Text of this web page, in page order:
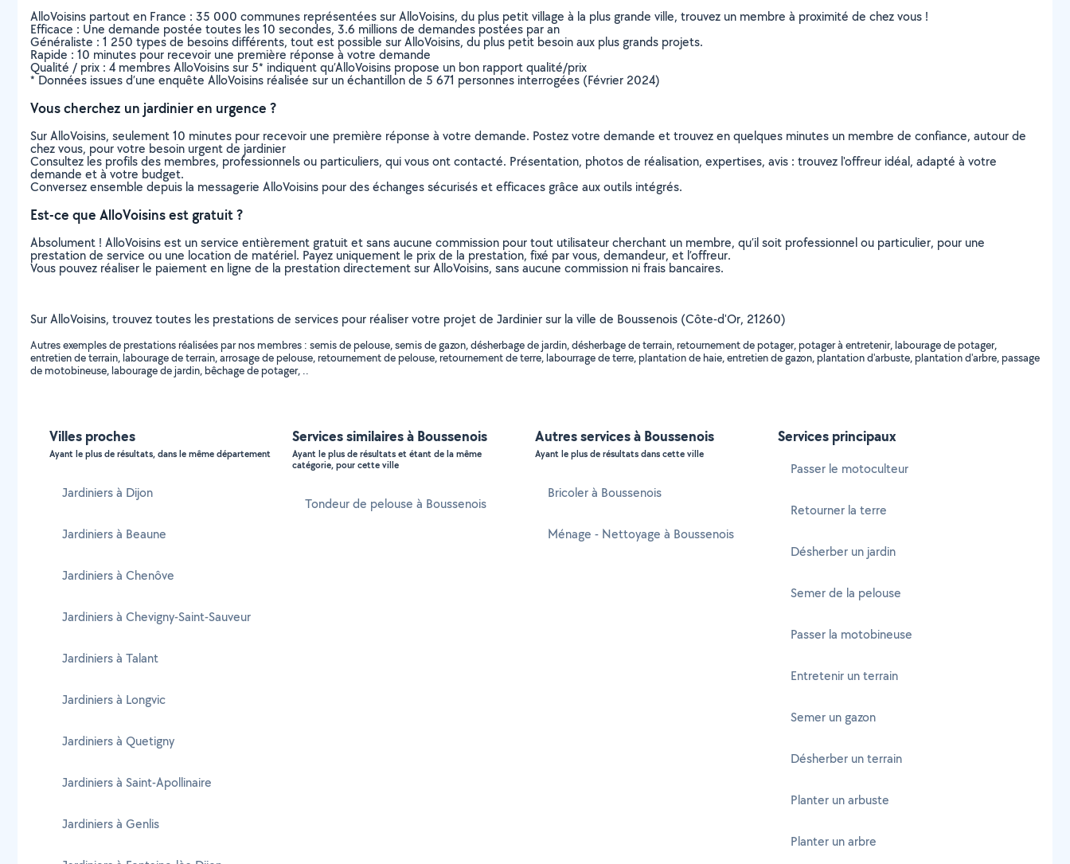
AlloVoisins partout en France : 35 000 communes représentées sur AlloVoisins, du plus petit village à la plus grande ville, trouvez un membre à proximité de chez vous !
Efficace : Une demande postée toutes les 10 secondes, 3.6 millions de demandes postées par an
Généraliste : 1 250 types de besoins différents, tout est possible sur AlloVoisins, du plus petit besoin aux plus grands projets.
Rapide : 10 minutes pour recevoir une première réponse à votre demande
Qualité / prix : 4 membres AlloVoisins sur 5* indiquent qu’AlloVoisins propose un bon rapport qualité/prix
* Données issues d’une enquête AlloVoisins réalisée sur un échantillon de 5 671 personnes interrogées (Février 2024)
Vous cherchez un jardinier en urgence ?
Sur AlloVoisins, seulement 10 minutes pour recevoir une première réponse à votre demande. Postez votre demande et trouvez en quelques minutes un membre de confiance, autour de
chez vous, pour votre besoin urgent de jardinier
Consultez les profils des membres, professionnels ou particuliers, qui vous ont contacté. Présentation, photos de réalisation, expertises, avis : trouvez l'offreur idéal, adapté à votre
demande et à votre budget.
Conversez ensemble depuis la messagerie AlloVoisins pour des échanges sécurisés et efficaces grâce aux outils intégrés.
Est-ce que AlloVoisins est gratuit ?
Absolument ! AlloVoisins est un service entièrement gratuit et sans aucune commission pour tout utilisateur cherchant un membre, qu’il soit professionnel ou particulier, pour une
prestation de service ou une location de matériel. Payez uniquement le prix de la prestation, fixé par vous, demandeur, et l’offreur.
Vous pouvez réaliser le paiement en ligne de la prestation directement sur AlloVoisins, sans aucune commission ni frais bancaires.
Sur AlloVoisins, trouvez toutes les prestations de services pour réaliser votre projet de Jardinier sur la ville de Boussenois (Côte-d'Or, 21260)
Autres exemples de prestations réalisées par nos membres : semis de pelouse, semis de gazon, désherbage de jardin, désherbage de terrain, retournement de potager, potager à entretenir, labourage de potager,
entretien de terrain, labourage de terrain, arrosage de pelouse, retournement de pelouse, retournement de terre, labourrage de terre, plantation de haie, entretien de gazon, plantation d'arbuste, plantation d'arbre, passage
de motobineuse, labourage de jardin, bêchage de potager, ..
Villes proches
Ayant le plus de résultats, dans le même département
Jardiniers à Dijon
Jardiniers à Beaune
Jardiniers à Chenôve
Jardiniers à Chevigny-Saint-Sauveur
Jardiniers à Talant
Jardiniers à Longvic
Jardiniers à Quetigny
Jardiniers à Saint-Apollinaire
Jardiniers à Genlis
Services similaires à Boussenois
Ayant le plus de résultats et étant de la même
catégorie, pour cette ville
Tondeur de pelouse à Boussenois
Autres services à Boussenois
Ayant le plus de résultats dans cette ville
Bricoler à Boussenois
Ménage - Nettoyage à Boussenois
Services principaux
Passer le motoculteur
Retourner la terre
Désherber un jardin
Semer de la pelouse
Passer la motobineuse
Entretenir un terrain
Semer un gazon
Désherber un terrain
Planter un arbuste
Planter un arbre